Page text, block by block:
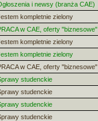
i newsy (branża CAE)
kompletnie zielony
w CAE, oferty "biznesowe"
kompletnie zielony
kompletnie zielony
w CAE, oferty "biznesowe"
studenckie
studenckie
studenckie
studenckie